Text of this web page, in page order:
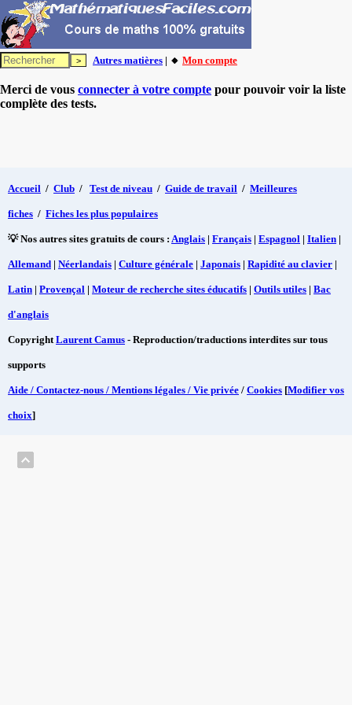
Autres matières | 🔸 Mon compte
Merci de vous connecter à votre compte pour pouvoir voir la liste
complète des tests.
Accueil / Club / Test de niveau / Guide de travail / Meilleures
fiches / Fiches les plus populaires
💡 Nos autres sites gratuits de cours : Anglais | Français | Espagnol | Italien |
Allemand | Néerlandais | Culture générale | Japonais | Rapidité au clavier |
Latin | Provençal | Moteur de recherche sites éducatifs | Outils utiles | Bac
d'anglais
CopyrightLaurent Camus - Reproduction/traductions interdites sur tous
supports
Aide / Contactez-nous / Mentions légales / Vie privée / Cookies [Modifier vos
choix]